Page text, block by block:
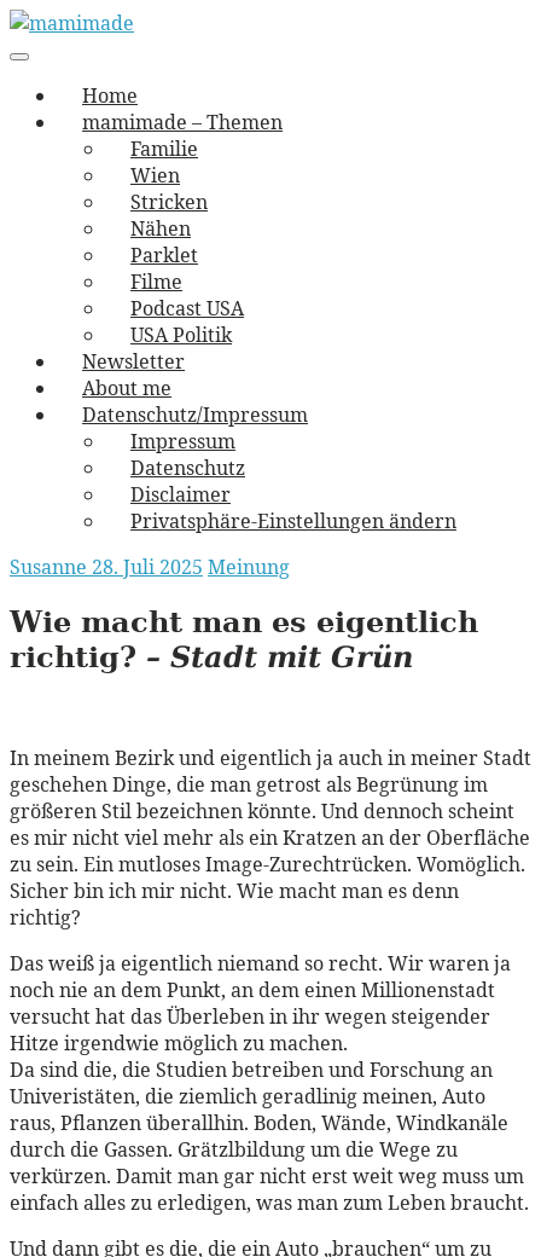
Skip
to
mamimade
vernäht und zugetextet
navigation
Menu
Home
mamimade – Themen
Familie
Wien
Stricken
Nähen
Parklet
Filme
Podcast USA
USA Politik
Newsletter
About me
Datenschutz/Impressum
Impressum
Datenschutz
Disclaimer
Privatsphäre-Einstellungen ändern
Susanne 28. Juli 2025 Meinung
Wie macht man es eigentlich
richtig? – Stadt mit Grün
In meinem Bezirk und eigentlich ja auch in meiner Stadt
geschehen Dinge, die man getrost als Begrünung im
größeren Stil bezeichnen könnte. Und dennoch scheint
es mir nicht viel mehr als ein Kratzen an der Oberfläche
zu sein. Ein mutloses Image-Zurechtrücken. Womöglich.
Sicher bin ich mir nicht. Wie macht man es denn
richtig?
Das weiß ja eigentlich niemand so recht. Wir waren ja
noch nie an dem Punkt, an dem einen Millionenstadt
versucht hat das Überleben in ihr wegen steigender
Hitze irgendwie möglich zu machen.
Da sind die, die Studien betreiben und Forschung an
Univeristäten, die ziemlich geradlinig meinen, Auto
raus, Pflanzen überallhin. Boden, Wände, Windkanäle
durch die Gassen. Grätzlbildung um die Wege zu
verkürzen. Damit man gar nicht erst weit weg muss um
einfach alles zu erledigen, was man zum Leben braucht.
Und dann gibt es die, die ein Auto „brauchen“ um zu